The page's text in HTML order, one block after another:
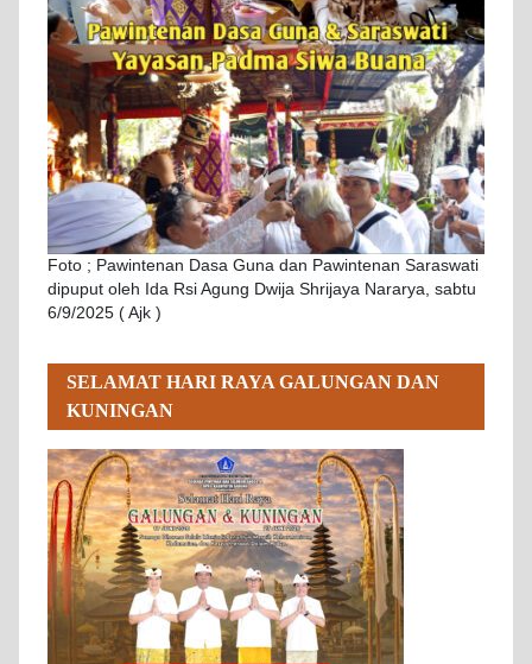
Foto ; Pawintenan Dasa Guna dan Pawintenan Saraswati
dipuput oleh Ida Rsi Agung Dwija Shrijaya Nararya, sabtu
6/9/2025 ( Ajk )
SELAMAT HARI RAYA GALUNGAN DAN
KUNINGAN